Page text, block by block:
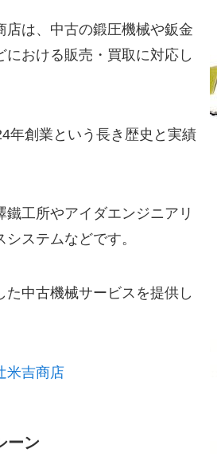
店は、中古の鍛圧機械や鈑金
における販売・買取に対応し
年創業という長き歴史と実績
鐵工所やアイダエンジニアリ
ステムなどです。
た中古機械サービスを提供し
米吉商店
ーン